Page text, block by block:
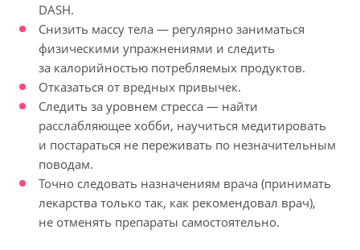
DASH.
Снизить массу тела — регулярно заниматься
физическими упражнениями и следить
за калорийностью потребляемых продуктов.
Отказаться от вредных привычек.
Следить за уровнем стресса — найти
расслабляющее хобби, научиться медитировать
и постараться не переживать по незначительным
поводам.
Точно следовать назначениям врача (принимать
лекарства только так, как рекомендовал врач),
не отменять препараты самостоятельно.